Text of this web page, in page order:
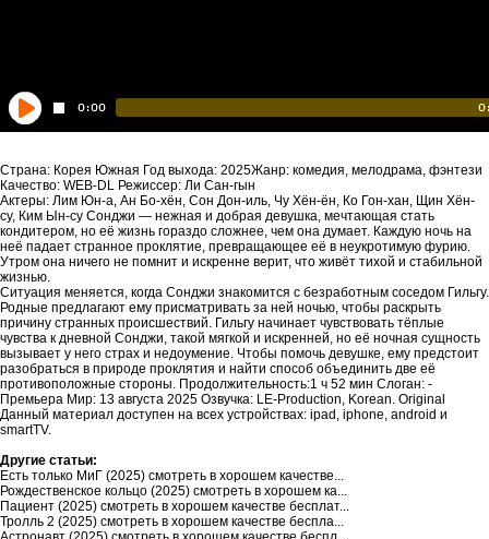
Страна: Корея Южная Год выхода: 2025Жанр: комедия, мелодрама, фэнтези
Качество: WEB-DL Режиссер: Ли Сан-гын
Актеры: Лим Юн-а, Ан Бо-хён, Сон Дон-иль, Чу Хён-ён, Ко Гон-хан, Щин Хён-
су, Ким Ын-су Сонджи — нежная и добрая девушка, мечтающая стать
кондитером, но её жизнь гораздо сложнее, чем она думает. Каждую ночь на
неё падает странное проклятие, превращающее её в неукротимую фурию.
Утром она ничего не помнит и искренне верит, что живёт тихой и стабильной
жизнью.
Ситуация меняется, когда Сонджи знакомится с безработным соседом Гильгу.
Родные предлагают ему присматривать за ней ночью, чтобы раскрыть
причину странных происшествий. Гильгу начинает чувствовать тёплые
чувства к дневной Сонджи, такой мягкой и искренней, но её ночная сущность
вызывает у него страх и недоумение. Чтобы помочь девушке, ему предстоит
разобраться в природе проклятия и найти способ объединить две её
противоположные стороны. Продолжительность:1 ч 52 мин Слоган: -
Премьера Мир: 13 августа 2025 Озвучка: LE-Production, Korean. Original
Данный материал доступен на всех устройствах: ipad, iphone, android и
smartTV.
Другие статьи:
Есть только МиГ (2025) смотреть в хорошем качестве...
Рождественское кольцо (2025) смотреть в хорошем ка...
Пациент (2025) смотреть в хорошем качестве бесплат...
Тролль 2 (2025) смотреть в хорошем качестве беспла...